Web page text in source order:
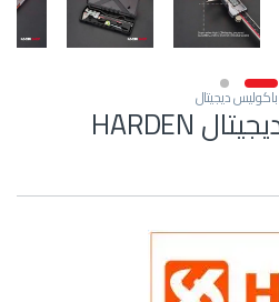
باكوليس ديجيتال
باكوليس 6 بوصة ديجيتال HARDEN